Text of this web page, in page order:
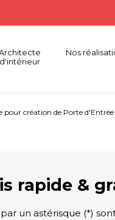
d'intérieur
Nos
création de Porte
rapide &
un astérisque (*)